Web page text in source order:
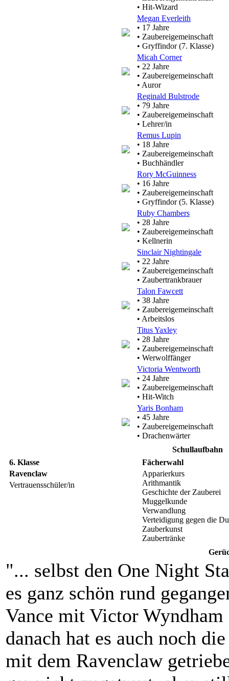
• Hit-Wizard
Megan Everleith
• 17 Jahre
• Zaubereigemeinschaft
• Gryffindor (7. Klasse)
Micah Corner
• 22 Jahre
• Zaubereigemeinschaft
• Auror
Reginald Bulstrode
• 79 Jahre
• Zaubereigemeinschaft
• Lehrer/in
Remus Lupin
• 18 Jahre
• Zaubereigemeinschaft
• Buchhändler
Rory McGuinness
• 16 Jahre
• Zaubereigemeinschaft
• Gryffindor (5. Klasse)
Ruby Chambers
• 28 Jahre
• Zaubereigemeinschaft
• Kellnerin
Sinclair Nightingale
• 22 Jahre
• Zaubereigemeinschaft
• Zaubertrankbrauer
Talon Fawcett
• 38 Jahre
• Zaubereigemeinschaft
• Arbeitslos
Titus Yaxley
• 28 Jahre
• Zaubereigemeinschaft
• Werwolffänger
Victoria Wentworth
• 24 Jahre
• Zaubereigemeinschaft
• Hit-Witch
Yaris Bonham
• 45 Jahre
• Zaubereigemeinschaft
• Drachenwärter
Schullaufbahn
6. Klasse
Ravenclaw
Vertrauensschüler/in
Fächerwahl
Apparierkurs
Arithmantik
Geschichte der Zauberei
Muggelkunde
Verwandlung
Verteidigung gegen die
Zauberkunst
Zaubertränke
"... selbst den One Night
es ganz schön rund
Vance mit Victor Wyndham
danach hat es auch noch
mit dem Ravenclaw